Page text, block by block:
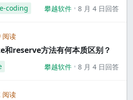
coding 攀越软件 8 月 4 日回答
阅读
reserve方法有何本质区别？
攀越软件 8 月 4 日回答
阅读